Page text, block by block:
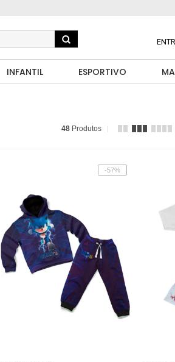
INFANTIL ESPORTIVO
48 Produtos
-57%